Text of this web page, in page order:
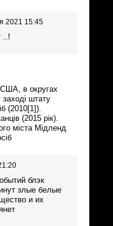
2021 15:45
..!
в округах
штату
(2010[1]).
(2015 рік).
міста Мідленд
блэк
злые белые
и их